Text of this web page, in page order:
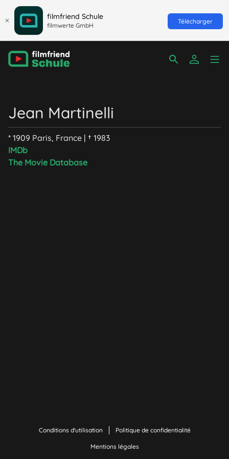
filmfriend Schule
filmwerte GmbH
Télécharger
Jean Martinelli
* 1909 Paris, France | † 1983
IMDb
The Movie Database
Conditions d'utilisation Politique de confidentialité
Mentions légales